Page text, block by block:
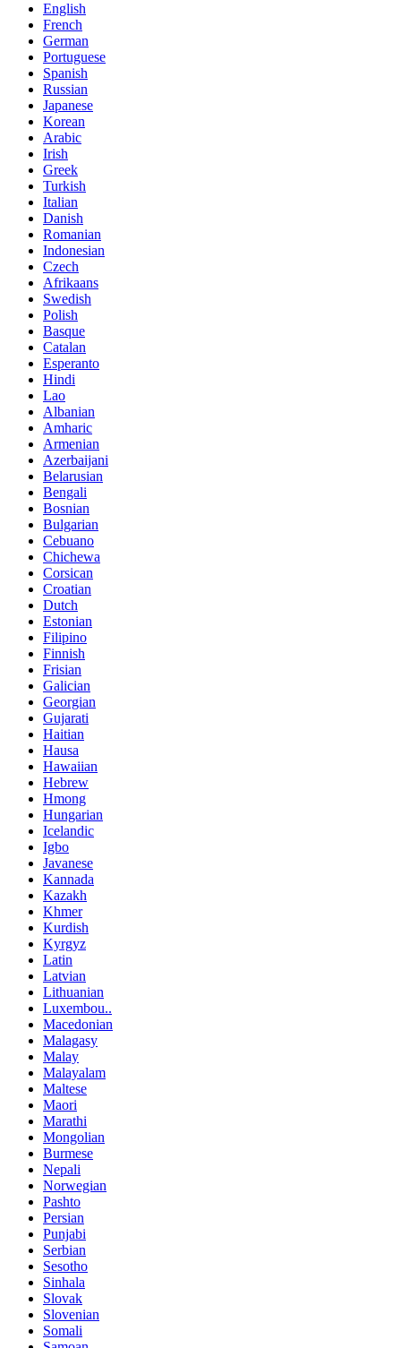
English
French
German
Portuguese
Spanish
Russian
Japanese
Korean
Arabic
Irish
Greek
Turkish
Italian
Danish
Romanian
Indonesian
Czech
Afrikaans
Swedish
Polish
Basque
Catalan
Esperanto
Hindi
Lao
Albanian
Amharic
Armenian
Azerbaijani
Belarusian
Bengali
Bosnian
Bulgarian
Cebuano
Chichewa
Corsican
Croatian
Dutch
Estonian
Filipino
Finnish
Frisian
Galician
Georgian
Gujarati
Haitian
Hausa
Hawaiian
Hebrew
Hmong
Hungarian
Icelandic
Igbo
Javanese
Kannada
Kazakh
Khmer
Kurdish
Kyrgyz
Latin
Latvian
Lithuanian
Luxembou..
Macedonian
Malagasy
Malay
Malayalam
Maltese
Maori
Marathi
Mongolian
Burmese
Nepali
Norwegian
Pashto
Persian
Punjabi
Serbian
Sesotho
Sinhala
Slovak
Slovenian
Somali